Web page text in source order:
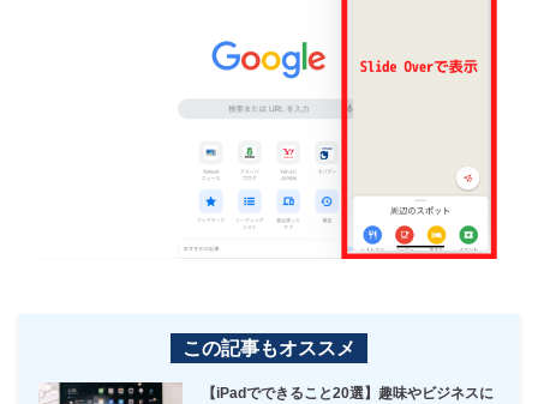
この記事もオススメ
【iPadでできること20選】趣味やビジネスに